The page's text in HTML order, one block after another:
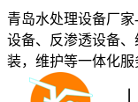
青岛水处理设备厂
设备、反渗透设备
装，维护等一体化服